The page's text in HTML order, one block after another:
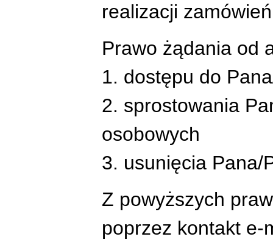
realizacji
Prawo żądania od
1. dostępu do
2. sprostowania
osobowych
3. usunięcia Pana/
Z powyższych
poprzez kontakt e-